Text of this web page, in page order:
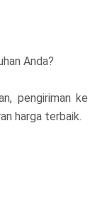
Anda?
pengiriman ke
harga terbaik.